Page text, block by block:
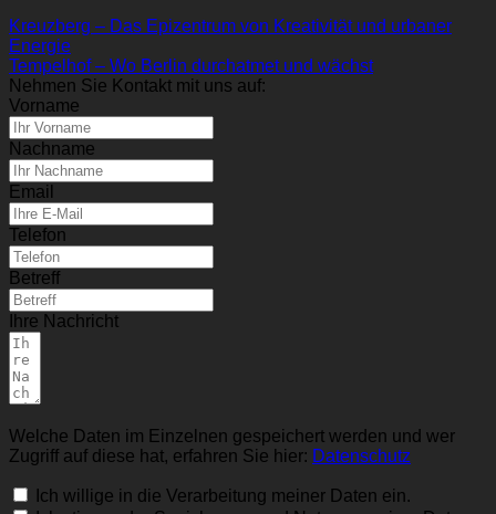
Kreuzberg – Das Epizentrum von Kreativität und urbaner
Energie
Tempelhof – Wo Berlin durchatmet und wächst
Nehmen Sie Kontakt mit uns auf:
Vorname
Nachname
Email
Telefon
Betreff
Ihre Nachricht
Welche Daten im Einzelnen gespeichert werden und wer
Zugriff auf diese hat, erfahren Sie hier: Datenschutz
Ich willige in die Verarbeitung meiner Daten ein.